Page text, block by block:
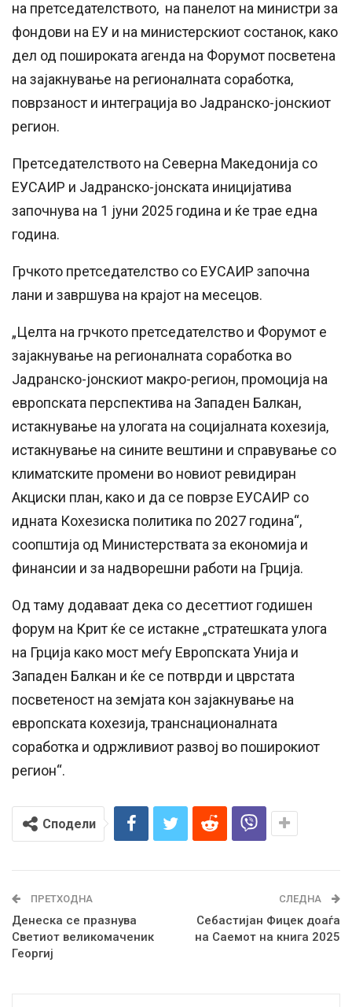
на претседателството, на панелот на министри за
фондови на ЕУ и на министерскиот состанок, како
дел од пошироката агенда на Форумот посветена
на зајакнување на регионалната соработка,
поврзаност и интеграција во Јадранско-јонскиот
регион.
Претседателството на Северна Македонија со
ЕУСАИР и Јадранско-јонската иницијатива
започнува на 1 јуни 2025 година и ќе трае една
година.
Грчкото претседателство со ЕУСАИР започна
лани и завршува на крајот на месецов.
„Целта на грчкото претседателство и Форумот е
зајакнување на регионалната соработка во
Јадранско-јонскиот макро-регион, промоција на
европската перспектива на Западен Балкан,
истакнување на улогата на социјалната кохезија,
истакнување на сините вештини и справување со
климатските промени во новиот ревидиран
Акциски план, како и да се поврзе ЕУСАИР со
идната Кохезиска политика по 2027 година“,
соопштија од Министерствата за економија и
финансии и за надворешни работи на Грција.
Од таму додаваат дека со десеттиот годишен
форум на Крит ќе се истакне „стратешката улога
на Грција како мост меѓу Европската Унија и
Западен Балкан и ќе се потврди и цврстата
посветеност на земјата кон зајакнување на
европската кохезија, транснационалната
соработка и одржливиот развој во поширокиот
регион“.
Сподели
ПРЕТХОДНА
Денеска се празнува
Светиот великомаченик
Георгиј
СЛЕДНА
Себастијан Фицек доаѓа
на Саемот на книга 2025